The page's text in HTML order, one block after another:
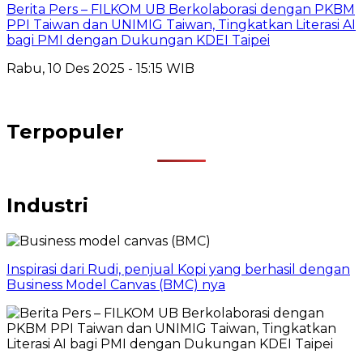
Berita Pers – FILKOM UB Berkolaborasi dengan PKBM
PPI Taiwan dan UNIMIG Taiwan, Tingkatkan Literasi AI
bagi PMI dengan Dukungan KDEI Taipei
Rabu, 10 Des 2025 - 15:15 WIB
Terpopuler
Industri
Inspirasi dari Rudi, penjual Kopi yang berhasil dengan
Business Model Canvas (BMC) nya